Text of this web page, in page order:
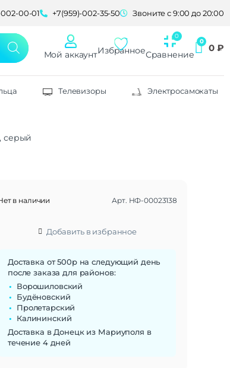
00-01 +7(959)-002-35-50 Звоните с 9:00 до 20:00
Мой аккаунтИзбранноеСравнение
0 ₽
Телевизоры Электросамокаты
серый
в наличии Арт. НФ-00023138
Добавить в избранное
Доставка от 500р на следующий день
после заказа для районов:
Ворошиловский
Будёновский
Пролетарский
Калининский
Доставка в Донецк из Мариуполя в
течение 4 дней